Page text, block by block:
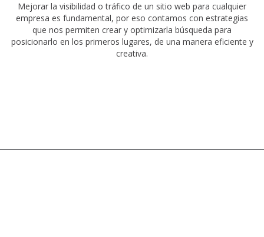
Mejorar la visibilidad o tráfico de un sitio web para cualquier
empresa es fundamental, por eso contamos con estrategias
que nos permiten crear y optimizarla búsqueda para
posicionarlo en los primeros lugares, de una manera eficiente y
creativa.